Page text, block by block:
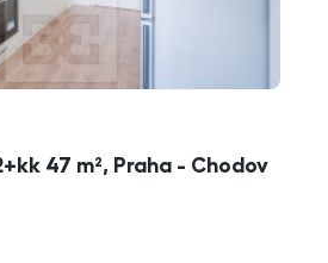
47 m², Praha - Chodov